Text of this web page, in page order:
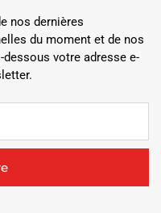
nos dernières
du moment et de nos
votre adresse e-